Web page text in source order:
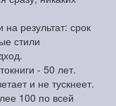
результат: срок
стили
- 50 лет.
и не тускнеет.
100 по всей